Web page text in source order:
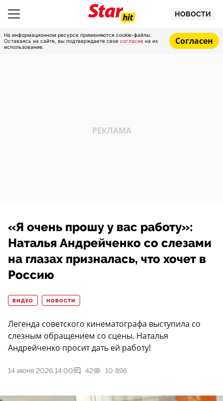
НОВОСТИ
На информационном ресурсе применяются cookie-файлы.
Оставаясь на сайте, вы подтверждаете свое согласие на их
использование.
Согласен
«Я очень прошу у вас работу»:
Наталья Андрейченко со слезами
на глазах призналась, что хочет в
Россию
ВИДЕО НОВОСТИ
Легенда советского кинематографа выступила со
слезным обращением со сцены. Наталья
Андрейченко просит дать ей работу!
14 июня 2026 14:00 42 10 896